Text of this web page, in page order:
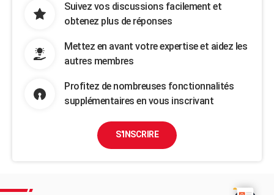
Suivez vos discussions facilement et
obtenez plus de réponses
Mettez en avant votre expertise et aidez les
autres membres
Profitez de nombreuses fonctionnalités
supplémentaires en vous inscrivant
S'INSCRIRE